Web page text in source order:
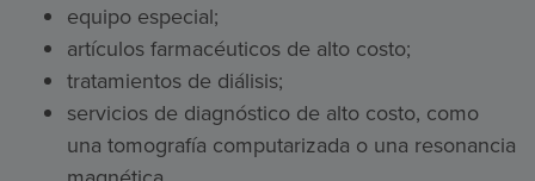
equipo especial;
artículos farmacéuticos de alto costo;
tratamientos de diálisis;
servicios de diagnóstico de alto costo, como
una tomografía computarizada o una resonancia